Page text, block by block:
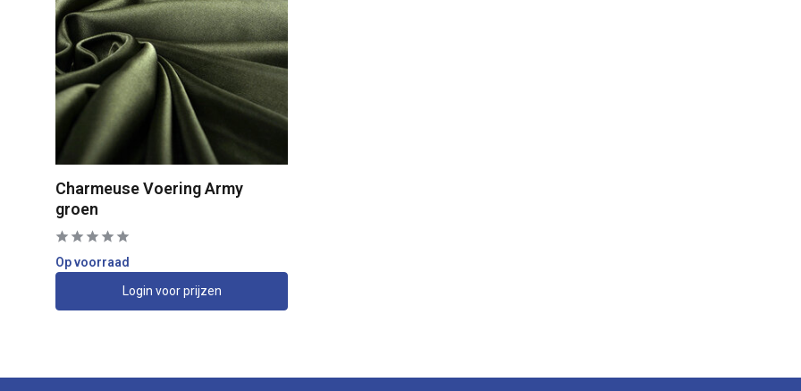
Charmeuse Voering Army
groen
Op voorraad
Login voor prijzen